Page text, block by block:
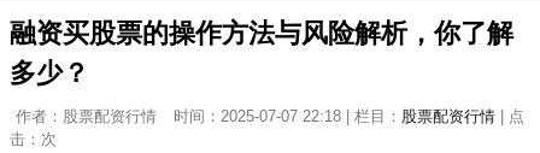
融资买股票的操作方法与风险解析，你了解
多少？
作者：股票配资行情 时间：2025-07-07 22:18 | 栏目： 股票配资行情 | 点
击： 次